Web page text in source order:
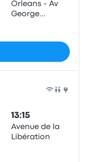
Orleans - Av
George
13:15
Avenue de la
Libération